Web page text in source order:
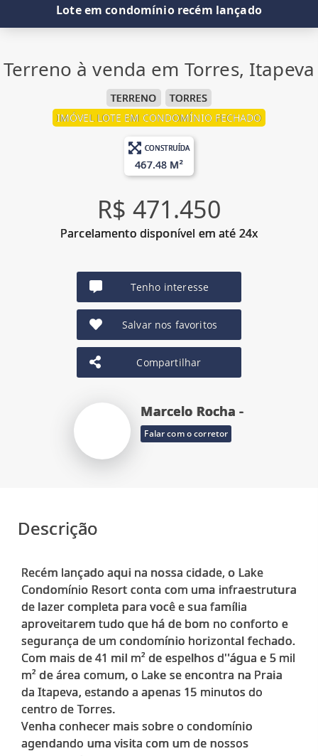
Lote em condomínio recém lançado
Terreno à venda em Torres, Itapeva
TERRENO
TORRES
IMÓVEL LOTE EM CONDOMÍNIO FECHADO
CONSTRUÍDA
467.48 M²
R$ 471.450
Parcelamento disponível em até 24x
Tenho interesse
Salvar nos favoritos
Compartilhar
Marcelo Rocha -
Falar com o corretor
Descrição
Recém lançado aqui na nossa cidade, o Lake
Condomínio Resort conta com uma infraestrutura
de lazer completa para você e sua família
aproveitarem tudo que há de bom no conforto e
segurança de um condomínio horizontal fechado.
Com mais de 41 mil m² de espelhos d''água e 5 mil
m² de área comum, o Lake se encontra na Praia
da Itapeva, estando a apenas 15 minutos do
centro de Torres.
Venha conhecer mais sobre o condomínio
agendando uma visita com um de nossos